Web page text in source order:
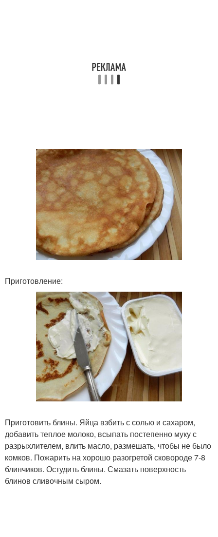
Приготовление:
Приготовить блины. Яйца взбить с солью и сахаром,
добавить теплое молоко, всыпать постепенно муку с
разрыхлителем, влить масло, размешать, чтобы не было
комков. Пожарить на хорошо разогретой сковороде 7-8
блинчиков. Остудить блины. Смазать поверхность
блинов сливочным сыром.